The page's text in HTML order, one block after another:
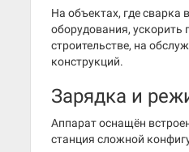
На объектах, где сварка
оборудования, ускорить
строительстве, на
конструкций.
Зарядка и
Аппарат оснащён
станция сложной